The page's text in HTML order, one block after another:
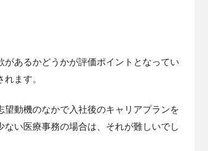
あるかどうかが評価ポイントとなってい
ます。
動機のなかで入社後のキャリアプランを
い医療事務の場合は、それが難しいでし